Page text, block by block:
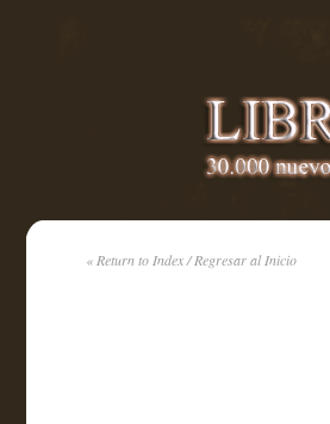
« Return to Index / Regresar al Inicio